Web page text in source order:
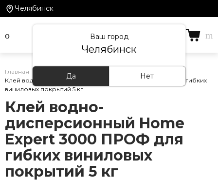
Челябинск
Ваш город
Челябинск
Да Нет
Главная Каталог товаров
Клей водно-дисперсионный Home Expert 3000 ПРОФ для гибких
виниловых покрытий 5 кг
Клей водно-
дисперсионный Home
Expert 3000 ПРОФ для
гибких виниловых
покрытий 5 кг